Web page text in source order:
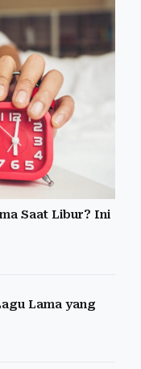
Saat Libur? Ini
Lama yang